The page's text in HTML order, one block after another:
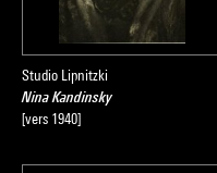
Studio Lipnitzki
Nina Kandinsky
[vers 1940]